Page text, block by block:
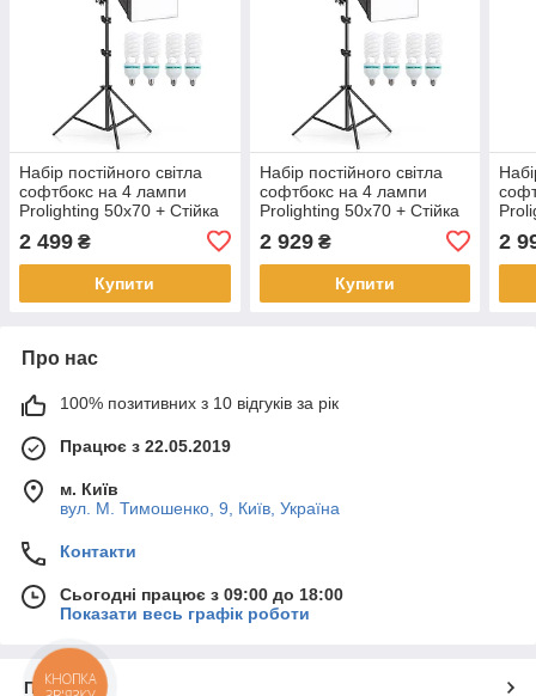
Набір постійного світла
софтбокс на 4 лампи
Prolighting 50x70 + Стійка
2 499 ₴
Купити
Набір постійного світла
софтбокс на 4 лампи
Prolighting 50x70 + Стійка
2 929₴
Купити
2
Про нас
100% позитивних з 10 відгуків за рік
Працює з 22.05.2019
м. Київ
вул. М. Тимошенко, 9, Київ, Україна
Контакти
Сьогодні працює з 09:00 до 18:00
Показати весь графік роботи
Про нас
КНОПКА